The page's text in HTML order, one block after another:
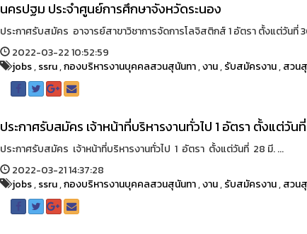
นครปฐม ประจำศูนย์การศึกษาจังหวัดระนอง
ประกาศรับสมัคร อาจารย์สาขาวิชาการจัดการโลจิสติกส์ 1 อัตรา ตั้งแต่วันที่
2022-03-22 10:52:59
jobs,ssru,กองบริหารงานบุคคลสวนสุนันทา,งาน,รับสมัครงาน,สวน
ประกาศรับสมัคร เจ้าหน้าที่บริหารงานทั่วไป 1 อัตรา ตั้งแต่วั
ประกาศรับสมัคร เจ้าหน้าที่บริหารงานทั่วไป 1 อัตรา ตั้งแต่วันที่ 28 มี. ...
2022-03-21 14:37:28
jobs,ssru,กองบริหารงานบุคคลสวนสุนันทา,งาน,รับสมัครงาน,สวน